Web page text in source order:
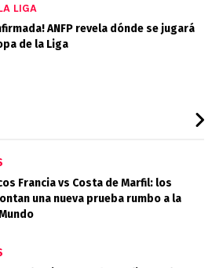
LIGA
ANFP revela dónde se jugará
de la Liga
Francia vs Costa de Marfil: los
una nueva prueba rumbo a la